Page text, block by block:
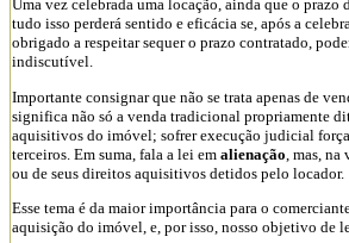
Uma vez celebrada uma locação, ainda que o prazo
tudo isso perderá sentido e eficácia se, após a
obrigado a respeitar sequer o prazo contratado,
indiscutível.
Importante consignar que não se trata apenas de
significa não só a venda tradicional propriamente
aquisitivos do imóvel; sofrer execução judicial
terceiros. Em suma, fala a lei em alienação , mas,
ou de seus direitos aquisitivos detidos pelo locador.
Esse tema é da maior importância para o
aquisição do imóvel, e, por isso, nosso objetivo de